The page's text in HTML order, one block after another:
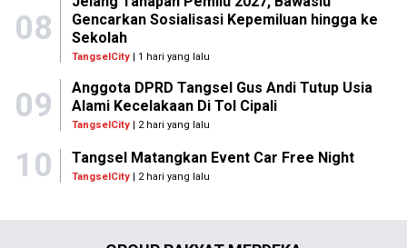
08
Gencarkan Sosialisasi Kepemiluan hingga ke
Sekolah
TangselCity| 1 hari yang lalu
09
Anggota DPRD Tangsel Gus Andi Tutup Usia
Alami Kecelakaan Di Tol Cipali
TangselCity| 2 hari yang lalu
10 Tangsel Matangkan Event Car Free Night
TangselCity | 2 hari yang lalu